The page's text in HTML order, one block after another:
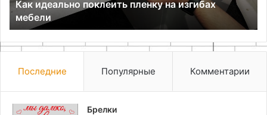
Как идеально поклеить пленку на изгибах
мебели
Последние Популярные Комментарии
Брелки